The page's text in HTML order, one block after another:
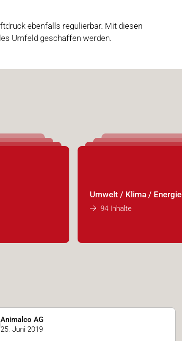
ebenfalls regulierbar. Mit diesen
Umfeld geschaffen werden.
Umwelt / Klima / Energie
94 Inhalte
Animalco AG
25. Juni 2019